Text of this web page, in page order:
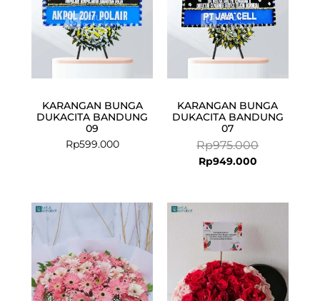
KARANGAN BUNGA
DUKACITA BANDUNG
09
Rp599.000
KARANGAN BUNGA
DUKACITA BANDUNG
07
Rp975.000
Rp949.000
Original
price
was:
Rp750.000.
Current
price
is:
Rp599.000.